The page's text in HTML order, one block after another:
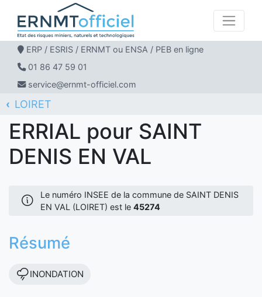
ERP / ESRIS / ERNMT ou ENSA / PEB en ligne
01 86 47 59 01
service@ernmt-officiel.com
ERNMT Officiel
ERRIAL
LOIRET
SAINT DENIS EN VAL
ERRIAL pour SAINT
DENIS EN VAL
Le numéro INSEE de la commune de SAINT DENIS
EN VAL (LOIRET) est le 45274
Résumé
INONDATION